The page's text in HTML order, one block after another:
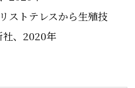
ストテレスから生殖技
社、2020年